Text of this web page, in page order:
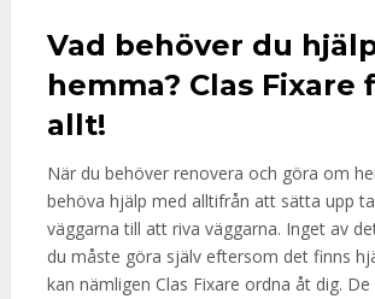
Vad behöver du
hemma? Clas Fixare
allt!
När du behöver renovera och göra om
behöva hjälp med alltifrån att sätta upp
väggarna till att riva väggarna. Inget av
du måste göra själv eftersom det finns
kan nämligen Clas Fixare ordna åt dig.